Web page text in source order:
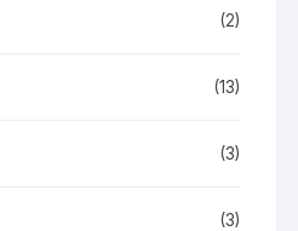
(2)
(13)
(3)
(3)